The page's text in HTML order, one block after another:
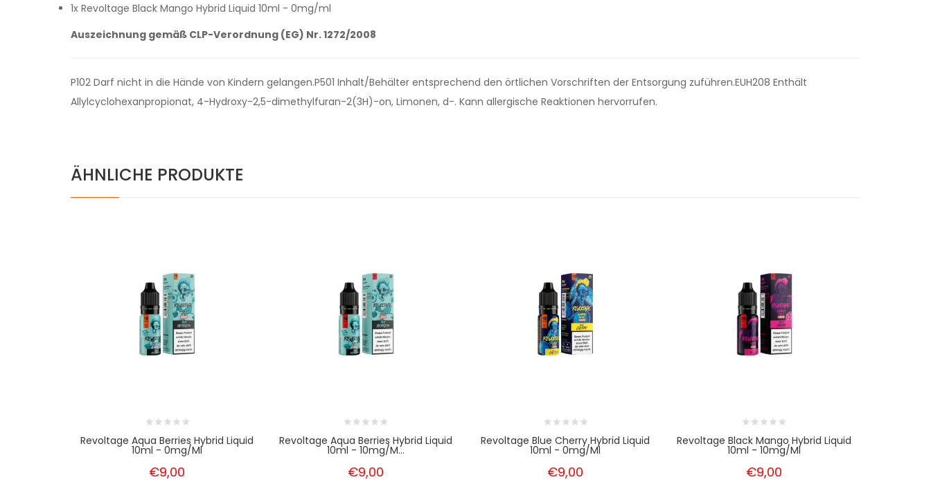
1x Revoltage Black Mango Hybrid Liquid 10ml - 0mg/ml
Auszeichnung gemäß CLP-Verordnung (EG) Nr. 1272/2008
P102 Darf nicht in die Hände von Kindern gelangen.P501 Inhalt/Behälter entsprechend den örtlichen Vorschriften der Entsorgung zuführen.EUH208 Enthält
Allylcyclohexanpropionat, 4-Hydroxy-2,5-dimethylfuran-2(3H)-on, Limonen, d-. Kann allergische Reaktionen hervorrufen.
ÄHNLICHE PRODUKTE
Revoltage Aqua Berries Hybrid Liquid
10ml - 0mg/ml
€9,00
Revoltage Aqua Berries Hybrid Liquid
10ml - 10mg/m...
€9,00
Revoltage Blue Cherry Hybrid Liquid
10ml - 0mg/ml
€9,00
Revoltage Black Mango Hybrid Liquid
10ml - 10mg/ml
€9,00